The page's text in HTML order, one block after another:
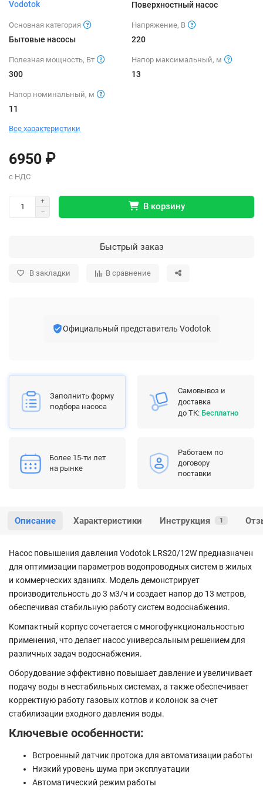
Vodotok Поверхностный насос
Основная категория
Бытовые насосы
Напряжение, В
220
Полезная мощность, Вт
300
Напор максимальный, м
13
Напор номинальный, м
11
Все характеристики
6950 ₽
В корзину
Быстрый заказ
В закладки В сравнение
Официальный представитель Vodotok
Заполнить форму
подбора насоса
Самовывоз и
доставка
до ТК: Бесплатно
Более 15-ти лет
на рынке
Работаем по
договору
поставки
Описание Характеристики Инструкция 1
Насос повышения давления Vodotok LRS20/12W предназначен
для оптимизации параметров водопроводных систем в жилых
и коммерческих зданиях. Модель демонстрирует
производительность до 3 м3/ч и создает напор до 13 метров,
обеспечивая стабильную работу систем водоснабжения.
Компактный корпус сочетается с многофункциональностью
применения, что делает насос универсальным решением для
различных задач водоснабжения.
Оборудование эффективно повышает давление и увеличивает
подачу воды в нестабильных системах, а также обеспечивает
корректную работу газовых котлов и колонок за счет
стабилизации входного давления воды.
Ключевые особенности:
Встроенный датчик протока для автоматизации работы
Низкий уровень шума при эксплуатации
Автоматический режим работы